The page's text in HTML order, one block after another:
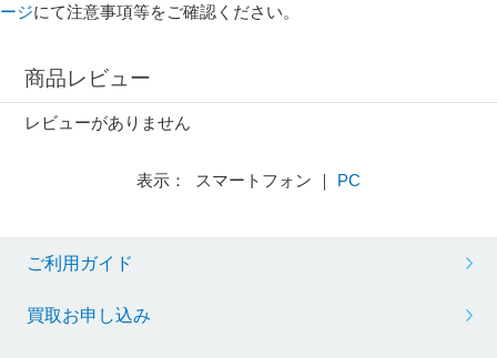
ージにて注意事項等をご確認ください。
商品レビュー
レビューがありません
表示： スマートフォン ｜ PC
ご利用ガイド
買取お申し込み